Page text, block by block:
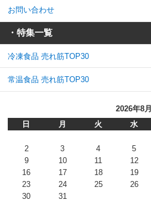
お問い合わせ
・特集一覧
冷凍食品 売れ筋TOP30
常温食品 売れ筋TOP30
2026年8月
日
月 火 水
2
3 4 5
9
10 11 12
16
17 18 19
23
24 25 26
30
31